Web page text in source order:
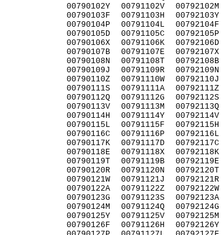
00790102Y
00790103F
00790104P
00790105D
00790106X
00790107B
00790108N
00790109J
00790110Z
00790111S
00790112Q
00790113V
00790114H
00790115L
00790116C
00790117K
00790118E
00790119T
00790120R
00790121W
00790122A
00790123G
00790124M
00790125Y
00790126F
00791102V
00791103H
00791104L
00791105C
00791106K
00791107E
00791108T
00791109R
00791110W
00791111A
00791112G
00791113M
00791114Y
00791115F
00791116P
00791117D
00791118X
00791119B
00791120N
00791121J
00791122Z
00791123S
00791124Q
00791125V
00791126H
00792102M
00792103Y
00792104F
00792105P
00792106D
00792107X
00792108B
00792109N
00792110J
00792111Z
00792112S
00792113Q
00792114V
00792115H
00792116L
00792117C
00792118K
00792119E
00792120T
00792121R
00792122W
00792123A
00792124G
00792125M
00792126Y